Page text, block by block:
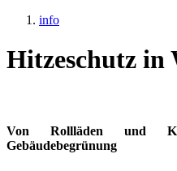
info
Hitzeschutz in
Von Rollläden und
Gebäudebegrünung